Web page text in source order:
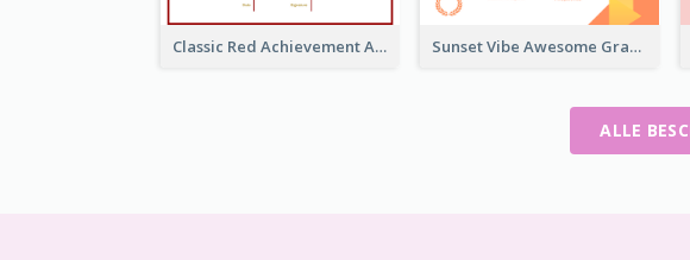
Classic Red Achievement Award Certificate Sunset Vibe Awesome Graphic Certificate Design
ALLE